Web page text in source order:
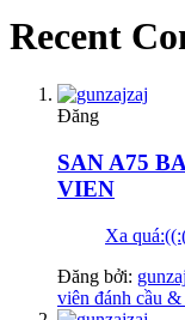
Recent
Đăng
SAN A75
VIEN
Xa
Đăng bởi:
viên đánh cầu